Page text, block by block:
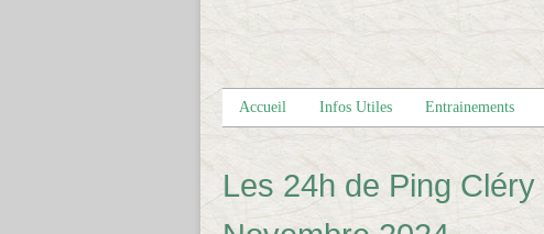
Accueil Infos Utiles Entrainements
Les 24h de Ping